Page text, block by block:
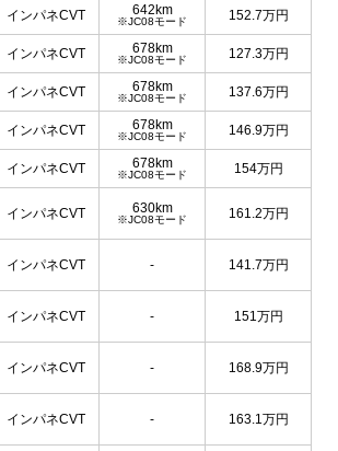
インパネCVT 642km
※JC08モード 152.7万円
インパネCVT 678km
※JC08モード 127.3万円
インパネCVT 678km
※JC08モード 137.6万円
インパネCVT 678km
※JC08モード 146.9万円
インパネCVT 678km
※JC08モード 154万円
インパネCVT 630km
※JC08モード 161.2万円
インパネCVT - 141.7万円
インパネCVT - 151万円
インパネCVT - 168.9万円
インパネCVT - 163.1万円